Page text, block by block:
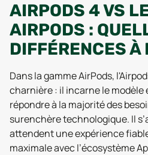
AIRPODS 4 VS
AIRPODS :
DIFFÉRENCES À
Dans la gamme AirPods,
charnière : il incarne le modèle
répondre à la majorité des
surenchère technologique. Il
attendent une expérience
maximale avec l’écosystème